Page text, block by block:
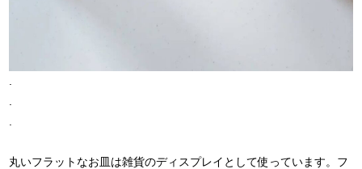
丸いフラットなお皿は雑貨のディスプレイとして使っています。フ